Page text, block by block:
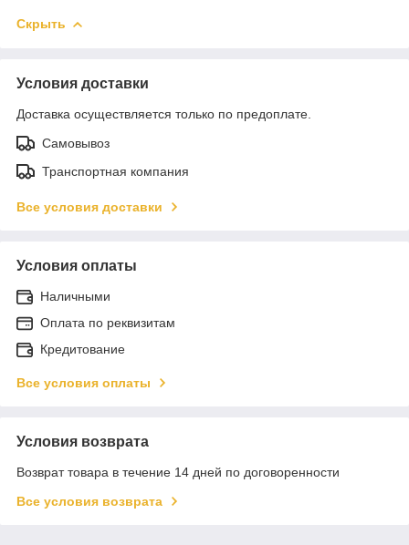
Скрыть
Условия доставки
Доставка осуществляется только по предоплате.
Самовывоз
Транспортная компания
Все условия доставки
Условия оплаты
Наличными
Оплата по реквизитам
Кредитование
Все условия оплаты
Условия возврата
Возврат товара в течение 14 дней по договоренности
Все условия возврата